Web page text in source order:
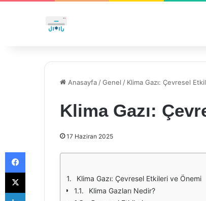
Anasayfa /Genel / Klima Gazı: Çevresel
Klima Gazı:
17 Haziran 2025
Klima Gazı: Çevresel Etkileri ve Önemi
Klima Gazları Nedir?
Facebook
X
LinkedIn